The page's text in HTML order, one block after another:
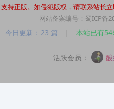
持正版。如侵犯版权，请联系站长
网站备案编号：蜀ICP备
今日更新：23 篇 本站已有
活跃会员：